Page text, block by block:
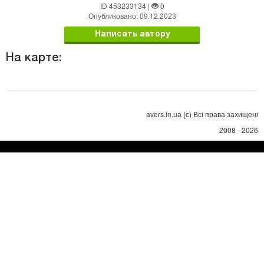
ID 453233134 |
0
Опубликовано: 09.12.2023
Написать автору
На карте:
avers.in.ua (с) Всі права захищені
2008 - 2026